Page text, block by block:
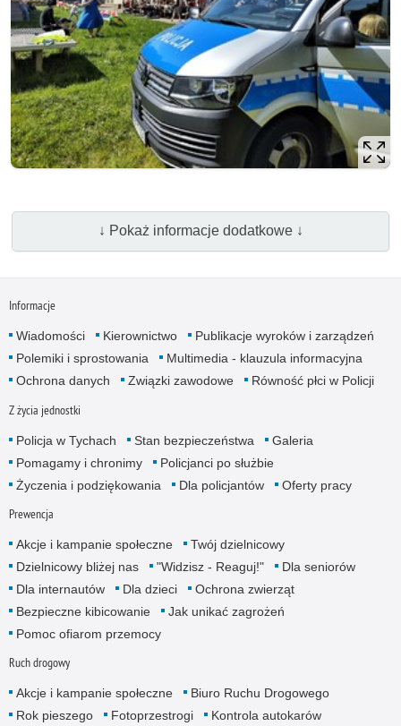
↓ Pokaż informacje dodatkowe ↓
Informacje
Wiadomości Kierownictwo
Publikacje wyroków i zarządzeń
Polemiki i sprostowania
Multimedia - klauzula informacyjna
Ochrona danych
Związki zawodowe Równość płci w Policji
Z życia jednostki
Policja w Tychach Stan bezpieczeństwa
Galeria
Pomagamy i chronimy
Policjanci po służbie
Życzenia i podziękowania
Dla policjantów Oferty pracy
Prewencja
Akcje i kampanie społeczne
Twój dzielnicowy
Dzielnicowy bliżej nas
"Widzisz - Reaguj!"
Dla seniorów
Dla internautów
Dla dzieci
Ochrona zwierząt
Bezpieczne kibicowanie
Jak unikać zagrożeń
Pomoc ofiarom przemocy
Ruch drogowy
Akcje i kampanie społeczne
Biuro Ruchu Drogowego
Rok pieszego
Fotoprzestrogi
Kontrola autokarów